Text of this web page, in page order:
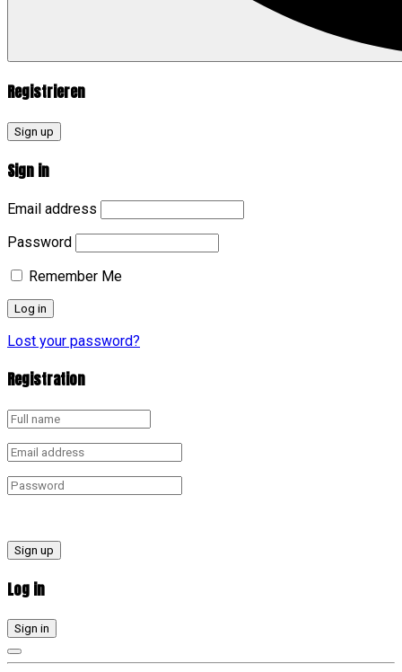
Registrieren
Sign up
Sign in
Email address
Password
Remember Me
Lost your password?
Registration
Sign up
Log in
Sign in